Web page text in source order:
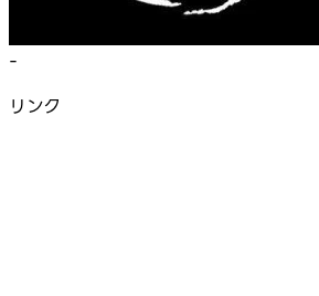
-
リンク